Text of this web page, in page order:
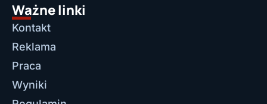
Ważne linki
Kontakt
Reklama
Praca
Wyniki